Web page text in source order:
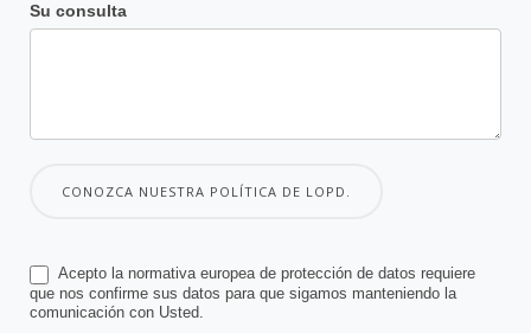
Su consulta
CONOZCA NUESTRA POLÍTICA DE LOPD.
Acepto la normativa europea de protección de datos requiere
que nos confirme sus datos para que sigamos manteniendo la
comunicación con Usted.